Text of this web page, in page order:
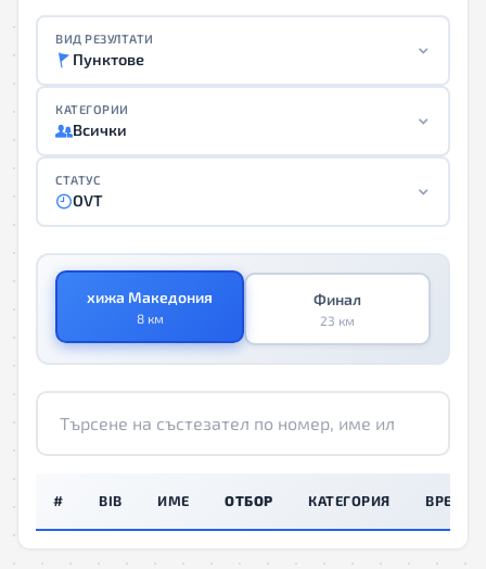
ВИД РЕЗУЛТАТИ
Пунктове
КАТЕГОРИИ
Всички
СТАТУС
OVT
хижа Македония
8 км
Финал
23 км
# BIB ИМЕ ОТБОР КАТЕГОРИЯ ВРЕМЕ